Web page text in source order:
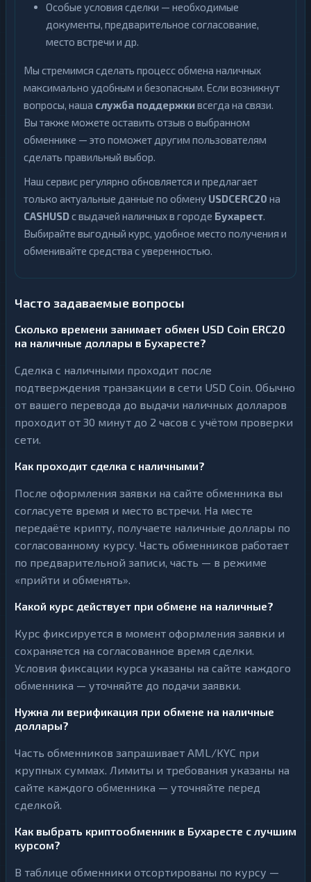
Особые условия сделки — необходимые
документы, предварительное согласование,
место встречи и др.
Мы стремимся сделать процесс обмена наличных
максимально удобным и безопасным. Если возникнут
вопросы, наша служба поддержкивсегда на связи.
Вы также можете оставить отзыв о выбранном
обменнике — это поможет другим пользователям
сделать правильный выбор.
Наш сервис регулярно обновляется и предлагает
только актуальные данные по обмену USDCERC20 на
CASHUSDс выдачей наличных в городе Бухарест.
Выбирайте выгодный курс, удобное место получения и
обменивайте средства с уверенностью.
Часто задаваемые вопросы
Сколько времени занимает обмен USD Coin ERC20
на наличные доллары в Бухаресте?
Сделка с наличными проходит после
подтверждения транзакции в сети USD Coin. Обычно
от вашего перевода до выдачи наличных долларов
проходит от 30 минут до 2 часов с учётом проверки
сети.
Как проходит сделка с наличными?
После оформления заявки на сайте обменника вы
согласуете время и место встречи. На месте
передаёте крипту, получаете наличные доллары по
согласованному курсу. Часть обменников работает
по предварительной записи, часть — в режиме
«прийти и обменять».
Какой курс действует при обмене на наличные?
Курс фиксируется в момент оформления заявки и
сохраняется на согласованное время сделки.
Условия фиксации курса указаны на сайте каждого
обменника — уточняйте до подачи заявки.
Нужна ли верификация при обмене на наличные
доллары?
Часть обменников запрашивает AML/KYC при
крупных суммах. Лимиты и требования указаны на
сайте каждого обменника — уточняйте перед
сделкой.
Как выбрать криптообменник в Бухаресте с лучшим
курсом?
В таблице обменники отсортированы по курсу —